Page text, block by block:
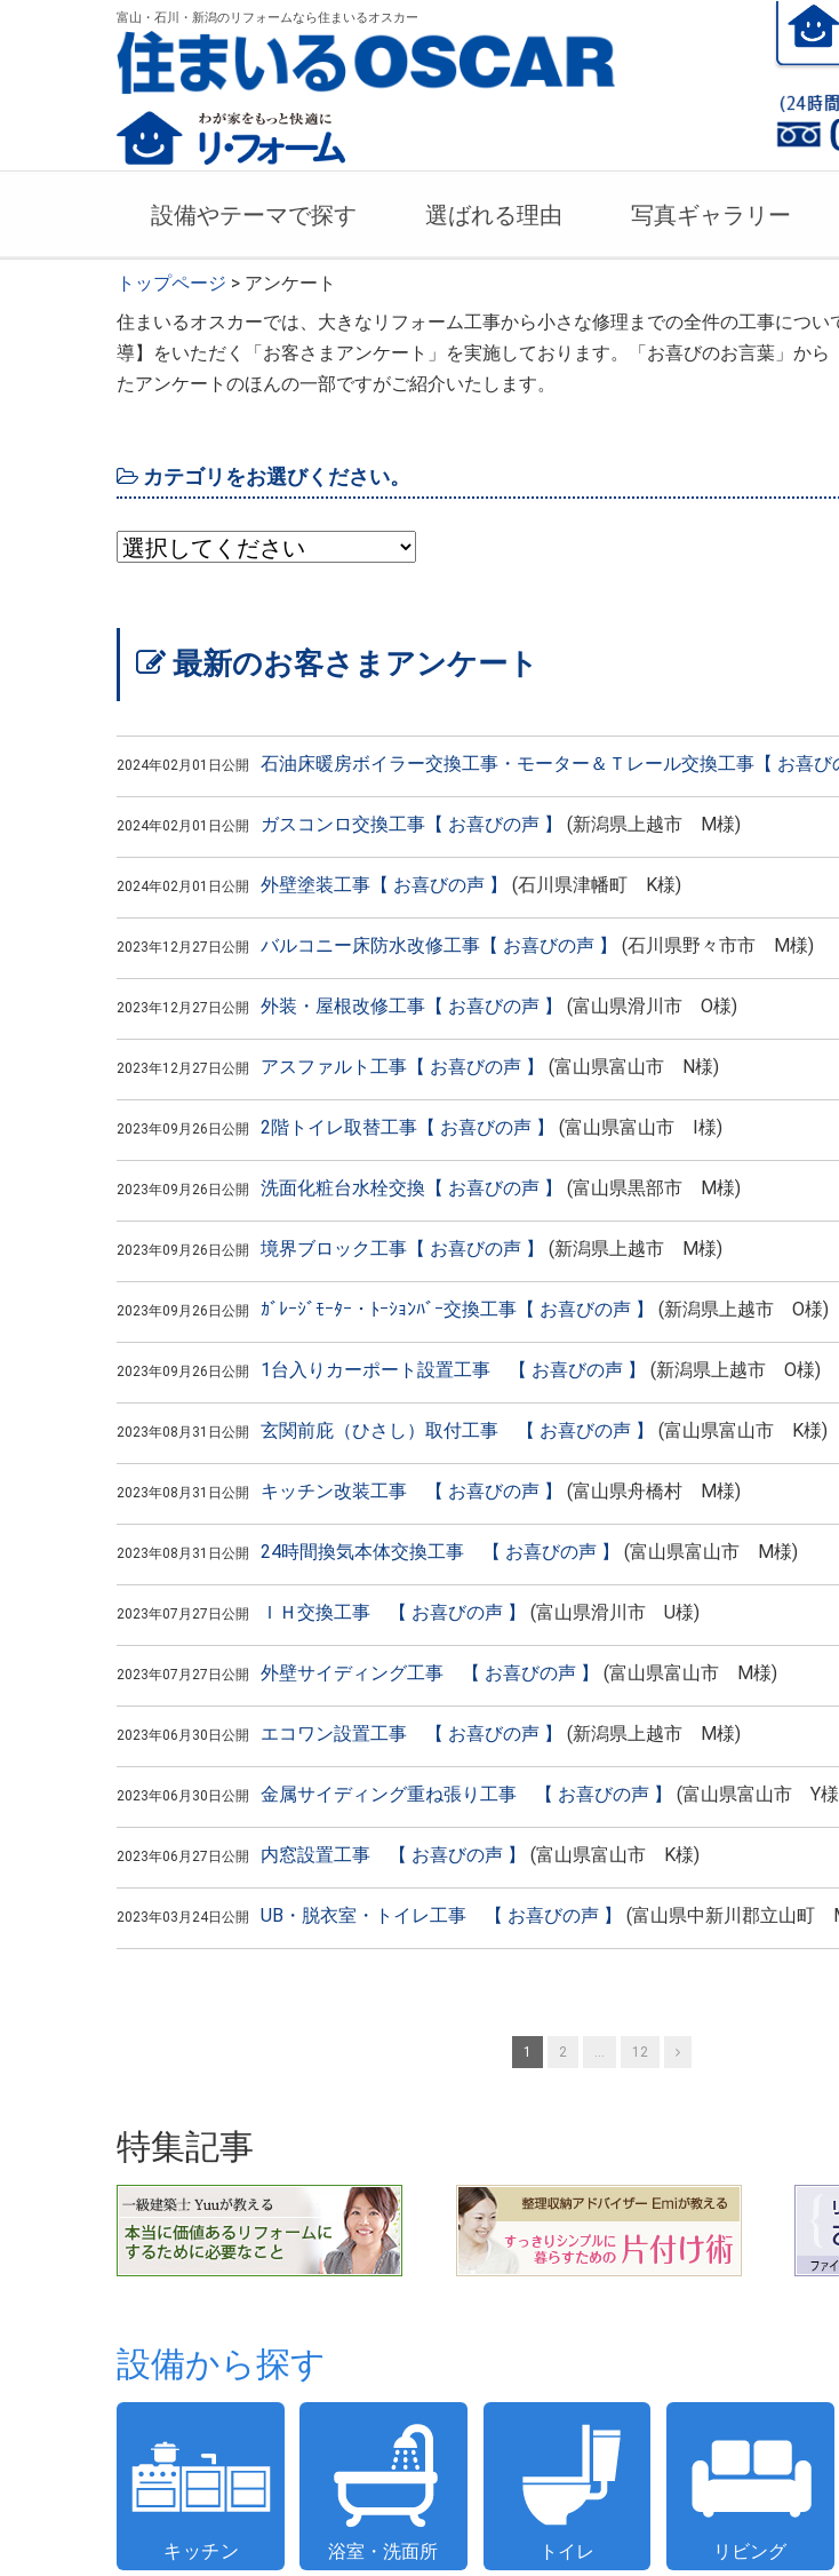
富山・石川・新潟のリフォームなら住まいるオスカー
設備やテーマで探す 選ばれる理由 写真ギャラリー
トップページ > アンケート
住まいるオスカーでは、大きなリフォーム工事から小さな修理までの全件の工事につい
導】をいただく「お客さまアンケート」を実施しております。「お喜びのお言葉」から
たアンケートのほんの一部ですがご紹介いたします。
カテゴリをお選びください。
最新のお客さまアンケート
2024年02月01日公開 石油床暖房ボイラー交換工事・モーター＆Ｔレール交換工事【 お喜び
2024年02月01日公開 ガスコンロ交換工事【 お喜びの声 】 (新潟県上越市 M様)
2024年02月01日公開 外壁塗装工事【 お喜びの声 】 (石川県津幡町 K様)
2023年12月27日公開 バルコニー床防水改修工事【 お喜びの声 】 (石川県野々市市 M様)
2023年12月27日公開 外装・屋根改修工事【 お喜びの声 】 (富山県滑川市 O様)
2023年12月27日公開 アスファルト工事【 お喜びの声 】 (富山県富山市 N様)
2023年09月26日公開 2階トイレ取替工事【 お喜びの声 】 (富山県富山市 I様)
2023年09月26日公開 洗面化粧台水栓交換【 お喜びの声 】 (富山県黒部市 M様)
2023年09月26日公開 境界ブロック工事【 お喜びの声 】 (新潟県上越市 M様)
2023年09月26日公開 ｶﾞﾚｰｼﾞﾓｰﾀｰ・ﾄｰｼｮﾝﾊﾞｰ交換工事【 お喜びの声 】 (新潟県上越市 O様)
2023年09月26日公開 1台入りカーポート設置工事 【 お喜びの声 】 (新潟県上越市 O様)
2023年08月31日公開 玄関前庇（ひさし）取付工事 【 お喜びの声 】 (富山県富山市 K様)
2023年08月31日公開 キッチン改装工事 【 お喜びの声 】 (富山県舟橋村 M様)
2023年08月31日公開 24時間換気本体交換工事 【 お喜びの声 】 (富山県富山市 M様)
2023年07月27日公開 ＩＨ交換工事 【 お喜びの声 】 (富山県滑川市 U様)
2023年07月27日公開 外壁サイディング工事 【 お喜びの声 】 (富山県富山市 M様)
2023年06月30日公開 エコワン設置工事 【 お喜びの声 】 (新潟県上越市 M様)
2023年06月30日公開 金属サイディング重ね張り工事 【 お喜びの声 】 (富山県富山市 Y様
2023年06月27日公開 内窓設置工事 【 お喜びの声 】 (富山県富山市 K様)
2023年03月24日公開 UB・脱衣室・トイレ工事 【 お喜びの声 】 (富山県中新川郡立山町
の
ペ
ー
ジ
り
1 2 … 12 Next
特集記事
設備から探す